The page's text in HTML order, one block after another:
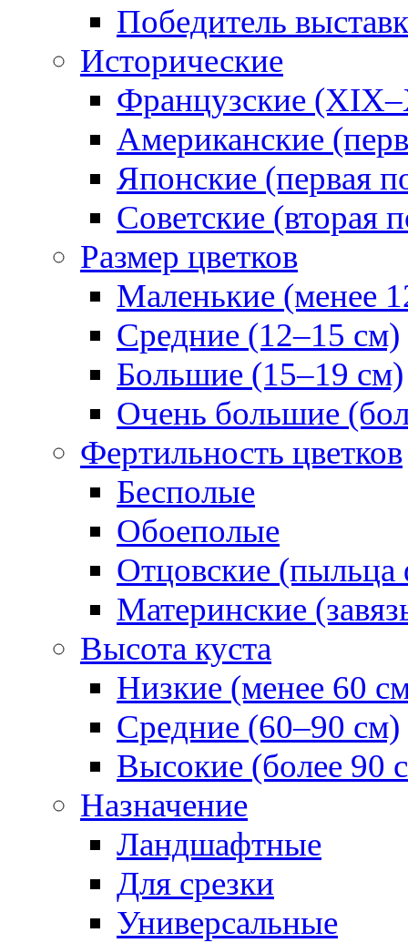
Победитель
Исторические
Французские
Американские
Японские (первая
Советские (вторая
Размер цветков
Маленькие (менее
Средние (12–15 см)
Большие (15–19 см)
Очень большие
Фертильность цветков
Бесполые
Обоеполые
Отцовские (пыльца
Материнские
Высота куста
Низкие (менее 60
Средние (60–90 см)
Высокие (более 90
Назначение
Ландшафтные
Для срезки
Универсальные